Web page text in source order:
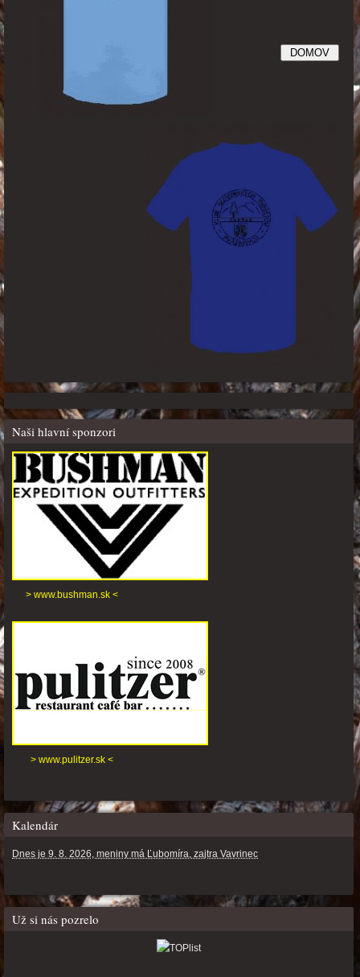
Naši hlavní sponzori
> www.bushman.sk <
> www.pulitzer.sk <
Kalendár
Dnes je 9. 8. 2026, meniny má Ľubomíra, zajtra Vavrinec
Už si nás pozrelo